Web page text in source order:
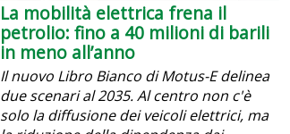
La mobilità elettrica frena il
petrolio: fino a 40 milioni di barili
in meno all’anno
Il nuovo Libro Bianco di Motus-E delinea
due scenari al 2035. Al centro non c'è
solo la diffusione dei veicoli elettrici, ma